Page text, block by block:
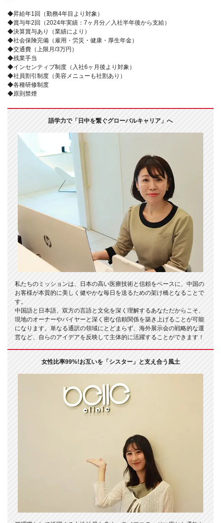
◆昇給年1回（勤務4年目より対象）
◆賞与年2回（2024年実績：7ヶ月分／入社半年後から支給）
◆決算賞与あり（業績により）
◆社会保険完備（雇用・労災・健康・厚生年金）
◆交通費（上限月/3万円）
◆残業手当
◆インセンティブ制度（入社6ヶ月後より対象）
◆社員割引制度（美容メニューも社割あり）
◆各種研修制度
◆原則禁煙
語学力で「日中を繋ぐグローバルキャリア」へ
私たちのミッションは、日本の高い医療技術と信頼をベースに、中国の
お客様が本質的に美しく健やかな毎日を送るための架け橋となることで
す。
中国語と日本語、双方の言語と文化を深く理解するあなただからこそ、
現地のオーナーやバイヤーと深く密な信頼関係を築き上げることが可能
になります。単なる通訳の領域にとどまらず、海外展示会の戦略的な運
営など、自らのアイデアを反映して主体的に活躍することができます！
女性比率99%!お互いを「シスター」と支え合う風土